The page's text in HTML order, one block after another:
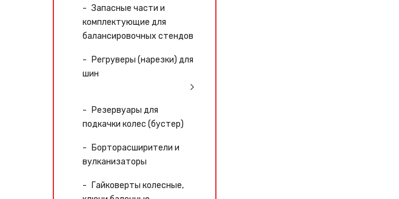
Запасные части и
комплектующие для
балансировочных стендов
Регруверы (нарезки) для
шин
Резервуары для
подкачки колес (бустер)
Борторасширители и
вулканизаторы
Гайковерты колесные,